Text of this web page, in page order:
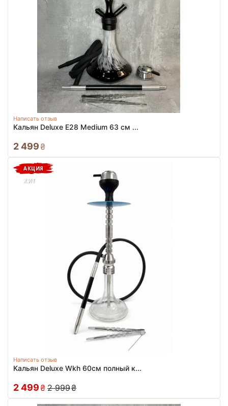
Написать отзыв
Кальян Deluxe E28 Medium 63 см ...
2 499 ₴
АКЦИЯ
ХИТ
Написать отзыв
Кальян Deluxe Wkh 60см полный к...
2 499₴ 2 999₴